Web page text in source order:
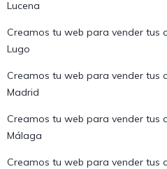
Lucena
Creamos tu web para vender tus
Lugo
Creamos tu web para vender tus
Madrid
Creamos tu web para vender tus
Málaga
Creamos tu web para vender tus